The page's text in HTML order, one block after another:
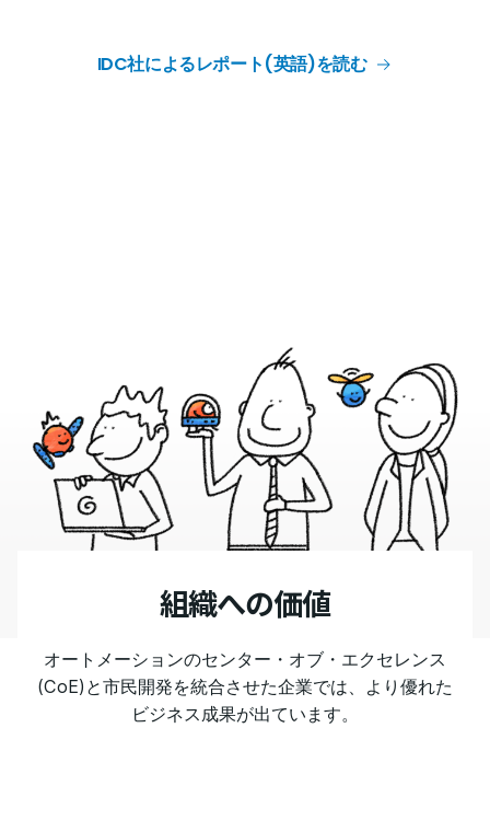
IDC社によるレポート(英語)を読む
組織への価値
オートメーションのセンター・オブ・エクセレンス
(CoE)と市民開発を統合させた企業では、より優れた
ビジネス成果が出ています。